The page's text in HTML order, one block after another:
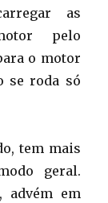
as
pelo
o motor
se roda só
tem mais
geral.
advém em